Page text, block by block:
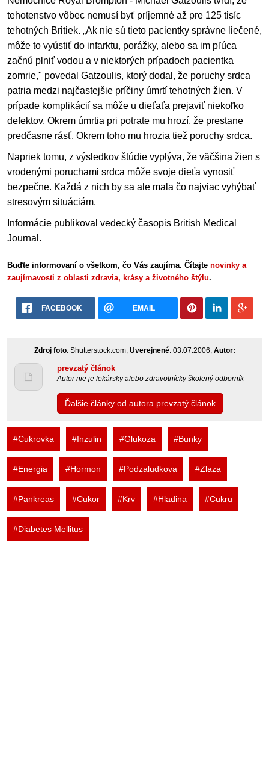
tehotenstvo vôbec nemusí byť príjemné až pre 125 tisíc
tehotných Britiek. „Ak nie sú tieto pacientky správne liečené,
môže to vyústiť do infarktu, porážky, alebo sa im pľúca
začnú plniť vodou a v niektorých prípadoch pacientka
zomrie," povedal Gatzoulis, ktorý dodal, že poruchy srdca
patria medzi najčastejšie príčiny úmrtí tehotných žien. V
prípade komplikácií sa môže u dieťaťa prejaviť niekoľko
defektov. Okrem úmrtia pri potrate mu hrozí, že prestane
predčasne rásť. Okrem toho mu hrozia tiež poruchy srdca.
Napriek tomu, z výsledkov štúdie vyplýva, že väčšina žien s
vrodenými poruchami srdca môže svoje dieťa vynosiť
bezpečne. Každá z nich by sa ale mala čo najviac vyhýbať
stresovým situáciám.
Informácie publikoval vedecký časopis British Medical
Journal.
Buďte informovaní o všetkom, čo Vás zaujíma. Čítajte novinky a
zaujímavosti z oblasti zdravia, krásy a životného štýlu.
FACEBOOK EMAIL
Zdroj foto: Shutterstock.com, Uverejnené: 03.07.2006, Autor:
prevzatý článok
Autor nie je lekársky alebo zdravotnícky školený odborník
Ďalšie články od autora prevzatý článok
#Cukrovka #Inzulin #Glukoza #Bunky
#Energia #Hormon #Podzaludkova #Zlaza
#Pankreas #Cukor #Krv #Hladina #Cukru
#Diabetes Mellitus